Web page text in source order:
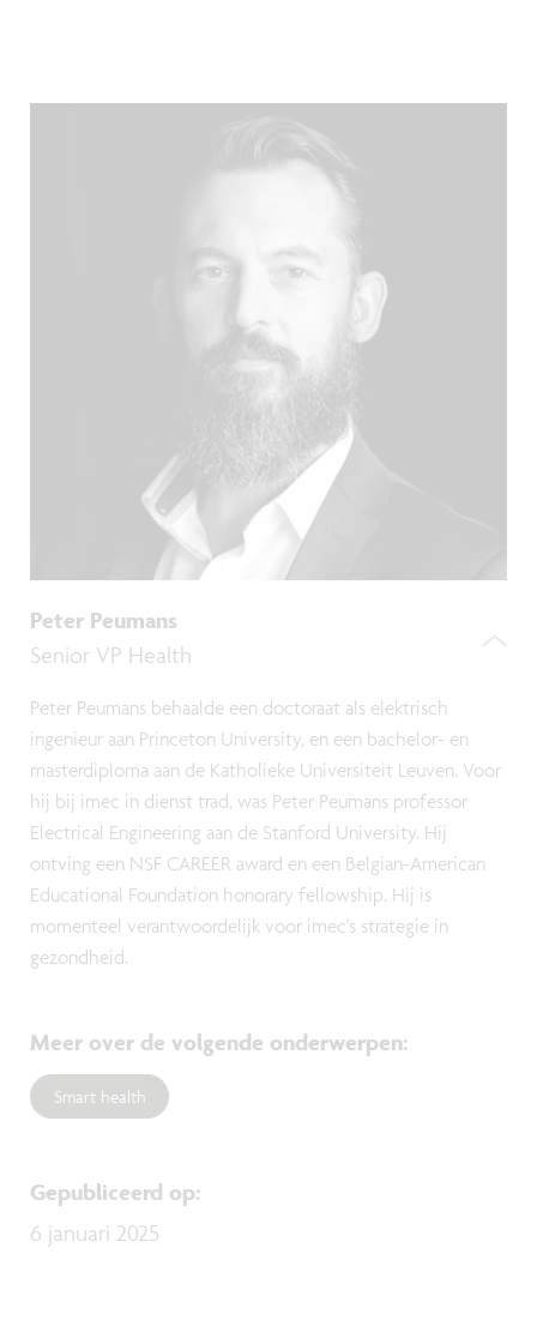
Peter Peumans
Senior VP Health
Peter Peumans behaalde een doctoraat als elektrisch
ingenieur aan Princeton University, en een bachelor- en
masterdiploma aan de Katholieke Universiteit Leuven. Voor
hij bij imec in dienst trad, was Peter Peumans professor
Electrical Engineering aan de Stanford University. Hij
ontving een NSF CAREER award en een Belgian-American
Educational Foundation honorary fellowship. Hij is
momenteel verantwoordelijk voor imec's strategie in
gezondheid.
Meer over de volgende onderwerpen:
Smart health
Gepubliceerd op:
6 januari 2025